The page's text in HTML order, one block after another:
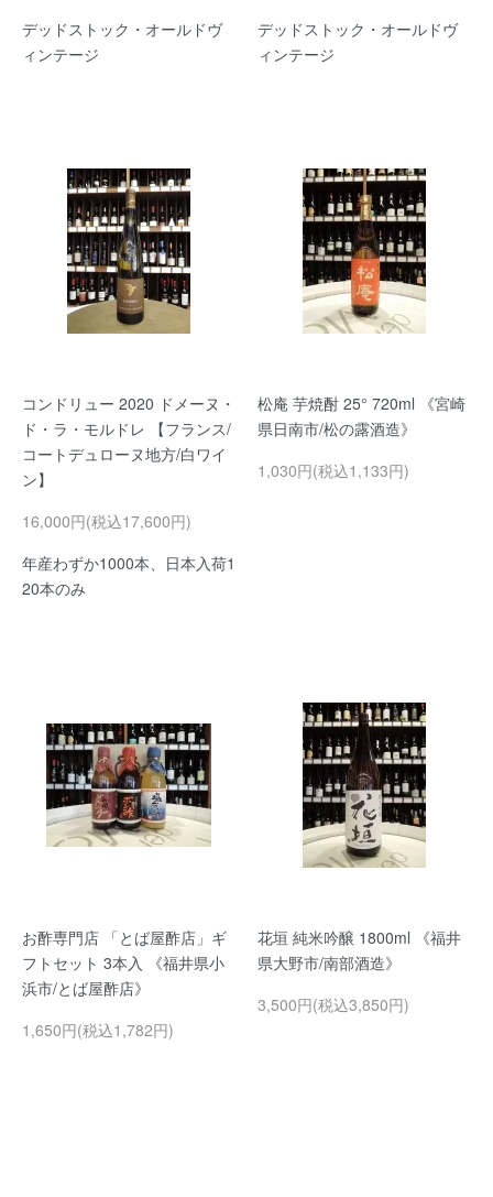
デッドストック・オールドヴ
ィンテージ
デッドストック・オールドヴ
ィンテージ
コンドリュー 2020 ドメーヌ・
ド・ラ・モルドレ 【フランス/
コートデュローヌ地方/白ワイ
ン】
16,000円(税込17,600円)
年産わずか1000本、日本入荷1
20本のみ
松庵 芋焼酎 25° 720ml 《宮崎
県日南市/松の露酒造》
1,030円(税込1,133円)
お酢専門店 「とば屋酢店」ギ
フトセット 3本入 《福井県小
浜市/とば屋酢店》
1,650円(税込1,782円)
花垣 純米吟醸 1800ml 《福井
県大野市/南部酒造》
3,500円(税込3,850円)